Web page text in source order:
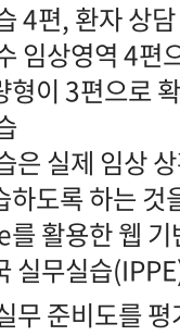
4편, 환자 상
임상영역 4편
형이 3편으로
은 실제 임상
하도록 하는
활용한 웹
실무실습
무 준비도를